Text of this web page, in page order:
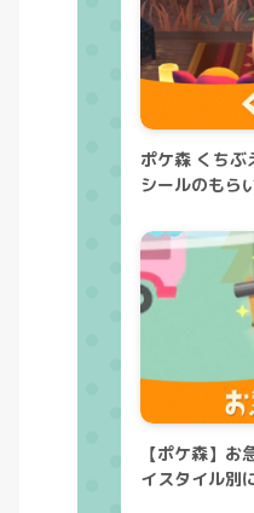
ポケ森 くちぶ
シールのもら
【ポケ森】お
イスタイル別